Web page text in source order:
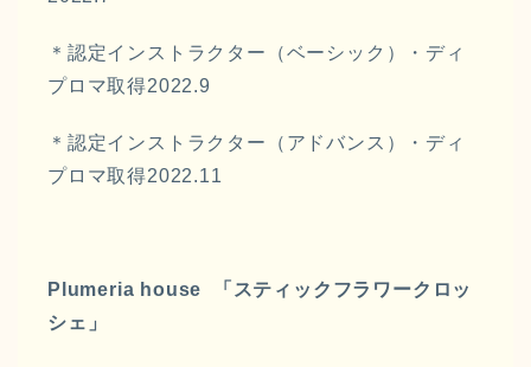
＊認定インストラクター（ベーシック）・ディ
プロマ取得2022.9
＊認定インストラクター（アドバンス）・ディ
プロマ取得2022.11
Plumeria house 「スティックフラワークロッ
シェ」